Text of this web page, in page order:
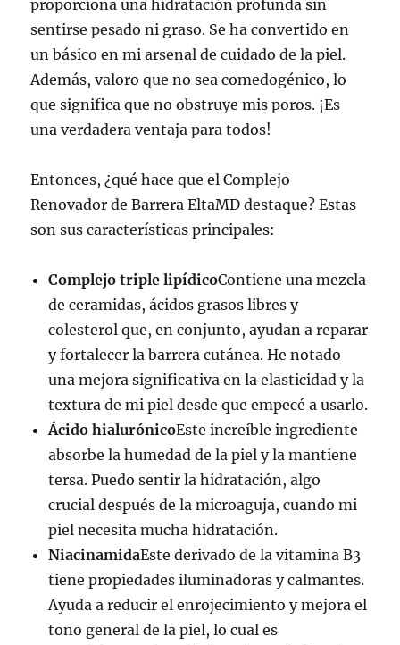
proporciona una hidratación profunda sin
sentirse pesado ni graso. Se ha convertido en
un básico en mi arsenal de cuidado de la piel.
Además, valoro que no sea comedogénico, lo
que significa que no obstruye mis poros. ¡Es
una verdadera ventaja para todos!
Entonces, ¿qué hace que el Complejo
Renovador de Barrera EltaMD destaque? Estas
son sus características principales:
Complejo triple lipídicoContiene una mezcla
de ceramidas, ácidos grasos libres y
colesterol que, en conjunto, ayudan a reparar
y fortalecer la barrera cutánea. He notado
una mejora significativa en la elasticidad y la
textura de mi piel desde que empecé a usarlo.
Ácido hialurónicoEste increíble ingrediente
absorbe la humedad de la piel y la mantiene
tersa. Puedo sentir la hidratación, algo
crucial después de la microaguja, cuando mi
piel necesita mucha hidratación.
NiacinamidaEste derivado de la vitamina B3
tiene propiedades iluminadoras y calmantes.
Ayuda a reducir el enrojecimiento y mejora el
tono general de la piel, lo cual es